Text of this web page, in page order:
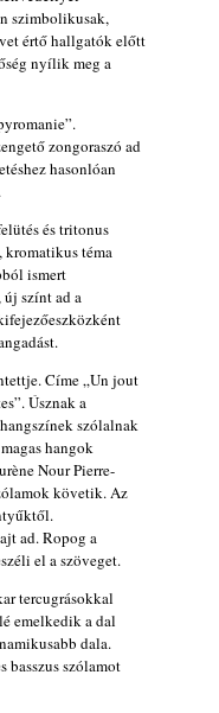
1981-
(2008.
- 8. rész)
54 éves
a Daveform
és zenész
László +
szimbolikusak,
értő hallgatók előtt
nyílik meg a
zongoraszó ad
hasonlóan
és tritonus
téma
ismert
színt ad a
Címe „Un jout
Úsznak a
szólalnak
hangok
Nour Pierre-
követik. Az
ad. Ropog a
el a szöveget.
tercugrásokkal
emelkedik a dal
dala.
basszus szólamot